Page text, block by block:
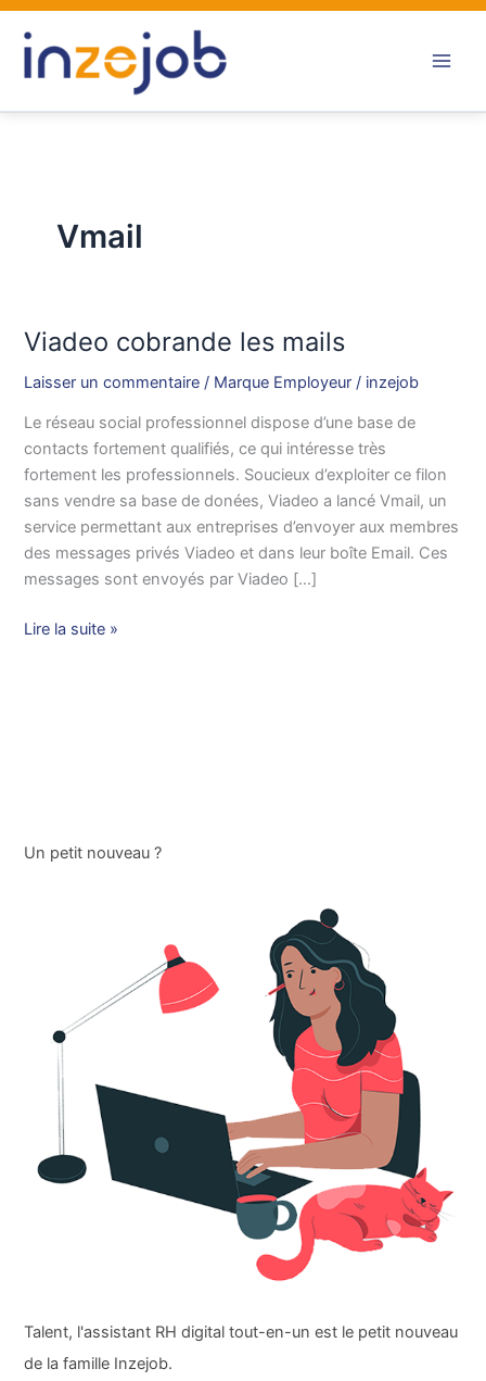
Aller
contenu
Vmail
Viadeo cobrande les mails
Laisser un commentaire / Marque Employeur / inzejob
Le réseau social professionnel dispose d’une base de
contacts fortement qualifiés, ce qui intéresse très
fortement les professionnels. Soucieux d’exploiter ce filon
sans vendre sa base de donées, Viadeo a lancé Vmail, un
service permettant aux entreprises d’envoyer aux membres
des messages privés Viadeo et dans leur boîte Email. Ces
messages sont envoyés par Viadeo […]
Viadeo
les
mails
Lire la suite »
Un petit nouveau ?
Talent, l'assistant RH digital tout-en-un est le petit nouveau
de la famille Inzejob.